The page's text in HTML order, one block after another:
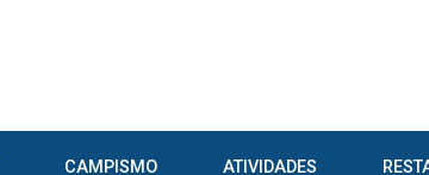
CAMPISMO ATIVIDADES